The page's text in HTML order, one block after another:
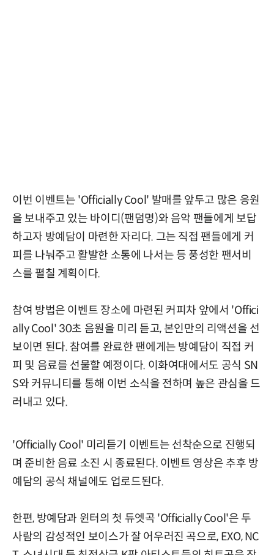
이번 이벤트는 'Officially Cool' 발매를 앞두고 많은 응원
을 보내주고 있는 바이디(팬덤명)와 음악 팬들에게 보답
하고자 방예담이 마련한 자리다. 그는 직접 팬들에게 커
피를 나눠주고 활발한 소통에 나서는 등 풍성한 팬서비
스를 펼칠 계획이다.
참여 방법은 이벤트 장소에 마련된 커피차 앞에서 'Offici
ally Cool' 30초 음원을 미리 듣고, 본인만의 리액션을 선
보이면 된다. 참여를 완료한 팬에게는 방예담이 직접 커
피 및 음료를 선물할 예정이다. 이화여대에서도 공식 SN
S와 커뮤니티를 통해 이번 소식을 전하며 높은 관심을 드
러내고 있다.
'Officially Cool' 미리듣기 이벤트는 선착순으로 진행되
며 준비한 음료 소진 시 종료된다. 이벤트 영상은 추후 방
예담의 공식 채널에도 업로드된다.
한편, 방예담과 윈터의 첫 듀엣곡 'Officially Cool'은 두
사람의 감성적인 보이스가 잘 어우러진 곡으로, EXO, NC